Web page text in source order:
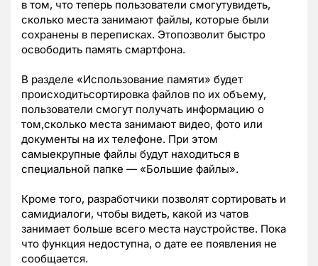
в том, что теперь пользователи смогутувидеть,
сколько места занимают файлы, которые были
сохранены в переписках. Этопозволит быстро
освободить память смартфона.
В разделе «Использование памяти» будет
происходитьсортировка файлов по их объему,
пользователи смогут получать информацию о
том,сколько места занимают видео, фото или
документы на их телефоне. При этом
самыекрупные файлы будут находиться в
специальной папке — «Большие файлы».
Кроме того, разработчики позволят сортировать и
самидиалоги, чтобы видеть, какой из чатов
занимает больше всего места наустройстве. Пока
что функция недоступна, о дате ее появления не
сообщается.